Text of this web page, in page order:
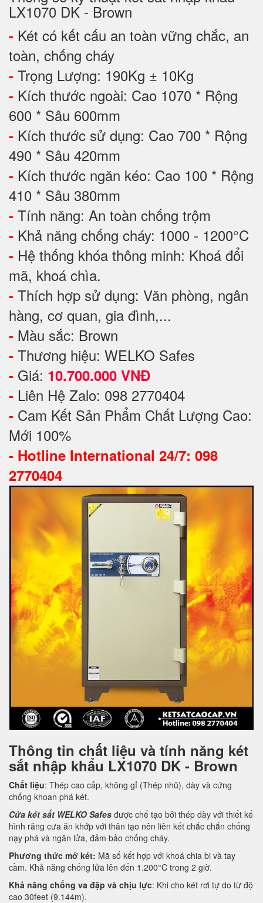
LX1070 DK - Brown
- Két có kết cấu an toàn vững chắc, an
toàn, chống cháy
- Trọng Lượng: 190Kg ± 10Kg
- Kích thước ngoài: Cao 1070 * Rộng
600 * Sâu 600mm
- Kích thước sử dụng: Cao 700 * Rộng
490 * Sâu 420mm
- Kích thước ngăn kéo: Cao 100 * Rộng
410 * Sâu 380mm
- Tính năng: An toàn chống trộm
- Khả năng chống cháy: 1000 - 1200°C
- Hệ thống khóa thông minh: Khoá đổi
mã, khoá chìa.
- Thích hợp sử dụng: Văn phòng, ngân
hàng, cơ quan, gia đình,...
- Màu sắc: Brown
- Thương hiệu: WELKO Safes
- Giá: 10.700.000 VNĐ
- Liên Hệ Zalo: 098 2770404
- Cam Kết Sản Phẩm Chất Lượng Cao:
Mới 100%
- Hotline International 24/7: 098
2770404
Thông tin chất liệu và tính năng két
sắt nhập khẩu LX1070 DK - Brown
Chất liệu: Thép cao cấp, không gỉ (Thép nhũ), dày và cứng
chống khoan phá két.
Cửa két sắt WELKO Safes được chế tạo bởi thép dày với thiết kế
hình răng cưa ăn khớp với thân tạo nên liên kết chắc chắn chống
nạy phá và ngăn lửa, đảm bảo chống cháy.
Phương thức mở két: Mã số kết hợp với khoá chia bi và tay
cầm. Khả năng chống lửa lên đến 1.200°C trong 2 giờ.
Khả năng chống va đập và chịu lực: Khi cho két rơi tự do từ độ
cao 30feet (9.144m).